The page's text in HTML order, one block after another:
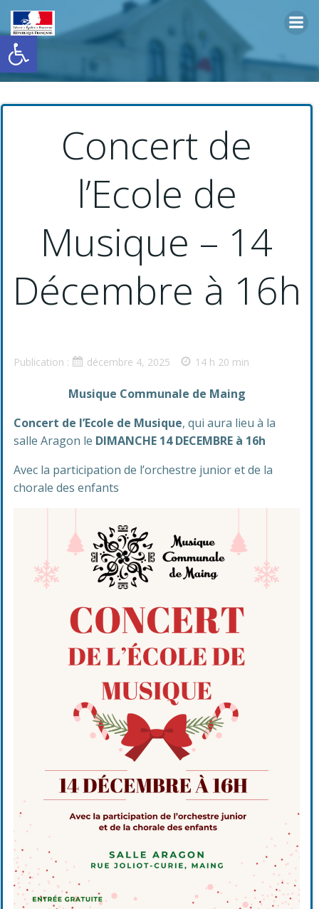
Ouvrir la barre d’outils
contenu
Concert de
l’Ecole de
Musique – 14
Décembre à 16h
Publication : décembre 4, 2025 14 h 20 min
Musique Communale de Maing
Concert de l’Ecole de Musique, qui aura lieu à la
salle Aragon le DIMANCHE 14 DECEMBRE à 16h
Avec la participation de l’orchestre junior et de la
chorale des enfants